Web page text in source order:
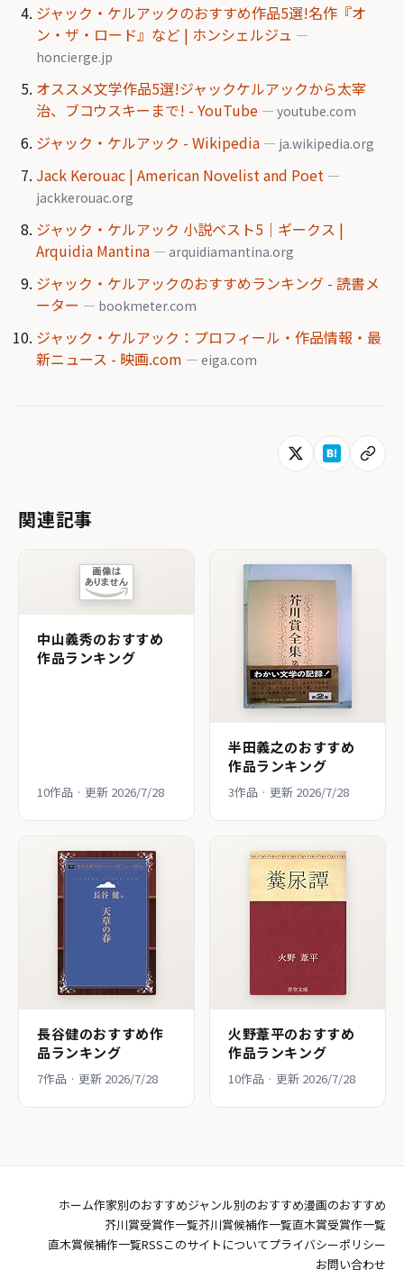
ジャック・ケルアックのおすすめ作品5選!名作『オ
ン・ザ・ロード』など | ホンシェルジュ —
honcierge.jp
オススメ文学作品5選!ジャックケルアックから太宰
治、ブコウスキーまで! - YouTube — youtube.com
ジャック・ケルアック - Wikipedia — ja.wikipedia.org
Jack Kerouac | American Novelist and Poet —
jackkerouac.org
ジャック・ケルアック 小説ベスト5｜ギークス |
Arquidia Mantina — arquidiamantina.org
ジャック・ケルアックのおすすめランキング - 読書メ
ーター — bookmeter.com
ジャック・ケルアック：プロフィール・作品情報・最
新ニュース - 映画.com — eiga.com
関連記事
中山義秀のおすすめ
作品ランキング
10作品 · 更新 2026/7/28
半田義之のおすすめ
作品ランキング
3作品 · 更新 2026/7/28
長谷健のおすすめ作
品ランキング
7作品 · 更新 2026/7/28
火野葦平のおすすめ
作品ランキング
10作品 · 更新 2026/7/28
ホーム作家別のおすすめジャンル別のおすすめ漫画のおすすめ
芥川賞受賞作一覧芥川賞候補作一覧直木賞受賞作一覧
直木賞候補作一覧RSSこのサイトについてプライバシーポリシー
お問い合わせ